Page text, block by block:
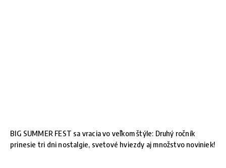
BIG SUMMER FEST sa vracia vo veľkom štýle: Druhý ročník
prinesie tri dni nostalgie, svetové hviezdy aj množstvo noviniek!